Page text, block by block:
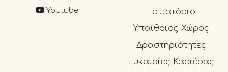
Youtube
Εστιατόριο
Υπαίθριος Χώρος
Δραστηριότητες
Ευκαιρίες Καριέρας